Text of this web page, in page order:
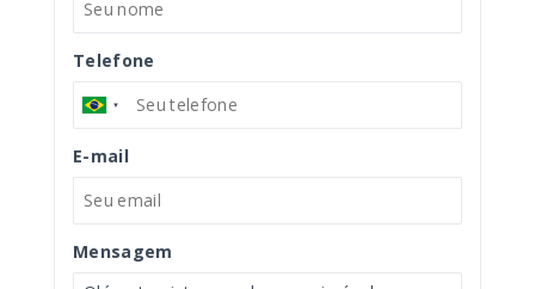
Telefone
E-mail
Mensagem